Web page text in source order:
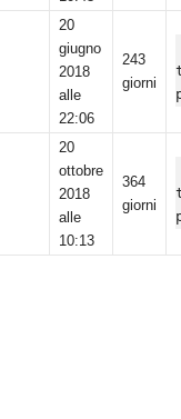
20
giugno
2018
alle
22:06
243
giorni
20
ottobre
2018
alle
10:13
364
giorni